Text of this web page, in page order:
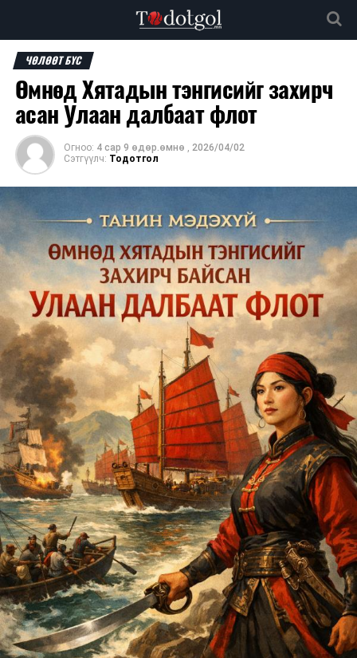
ЧӨЛӨӨТ БҮС
Өмнөд Хятадын тэнгисийг захирч
асан Улаан далбаат флот
Огноо: 4 сар 9 өдөр.өмнө , 2026/04/02
Сэтгүүлч: Тодотгол